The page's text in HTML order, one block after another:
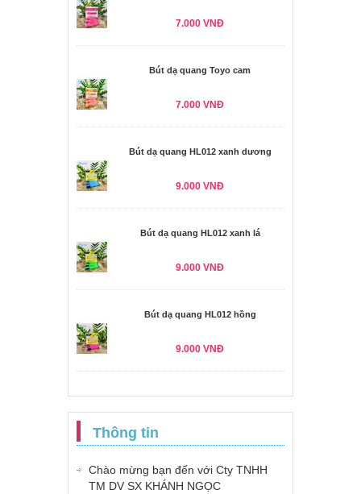
7.000 VNĐ
Bút dạ quang Toyo cam
7.000 VNĐ
Bút dạ quang HL012 xanh dương
9.000 VNĐ
Bút dạ quang HL012 xanh lá
9.000 VNĐ
Bút dạ quang HL012 hồng
9.000 VNĐ
Thông tin
Chào mừng bạn đến với Cty TNHH
TM DV SX KHÁNH NGỌC